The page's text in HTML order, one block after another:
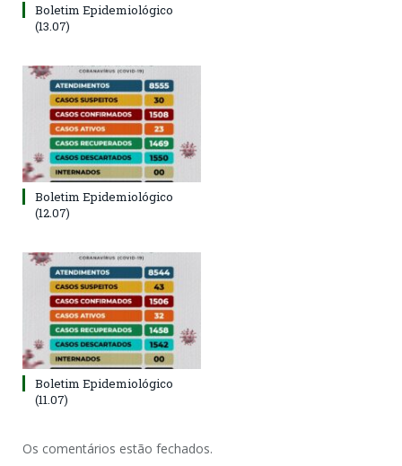
Boletim Epidemiológico
(13.07)
Boletim Epidemiológico
(12.07)
Boletim Epidemiológico
(11.07)
Os comentários estão fechados.